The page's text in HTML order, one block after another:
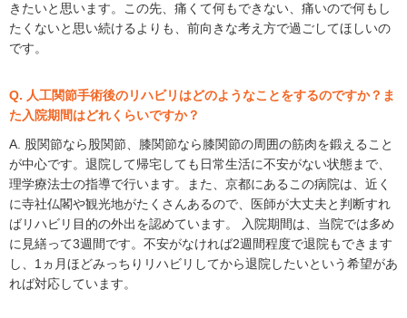
きたいと思います。この先、痛くて何もできない、痛いので何もし
たくないと思い続けるよりも、前向きな考え方で過ごしてほしいの
です。
Q. 人工関節手術後のリハビリはどのようなことをするのですか？ま
た入院期間はどれくらいですか？
A. 股関節なら股関節、膝関節なら膝関節の周囲の筋肉を鍛えること
が中心です。退院して帰宅しても日常生活に不安がない状態まで、
理学療法士の指導で行います。また、京都にあるこの病院は、近く
に寺社仏閣や観光地がたくさんあるので、医師が大丈夫と判断すれ
ばリハビリ目的の外出を認めています。 入院期間は、当院では多め
に見繕って3週間です。不安がなければ2週間程度で退院もできます
し、1ヵ月ほどみっちりリハビリしてから退院したいという希望があ
れば対応しています。